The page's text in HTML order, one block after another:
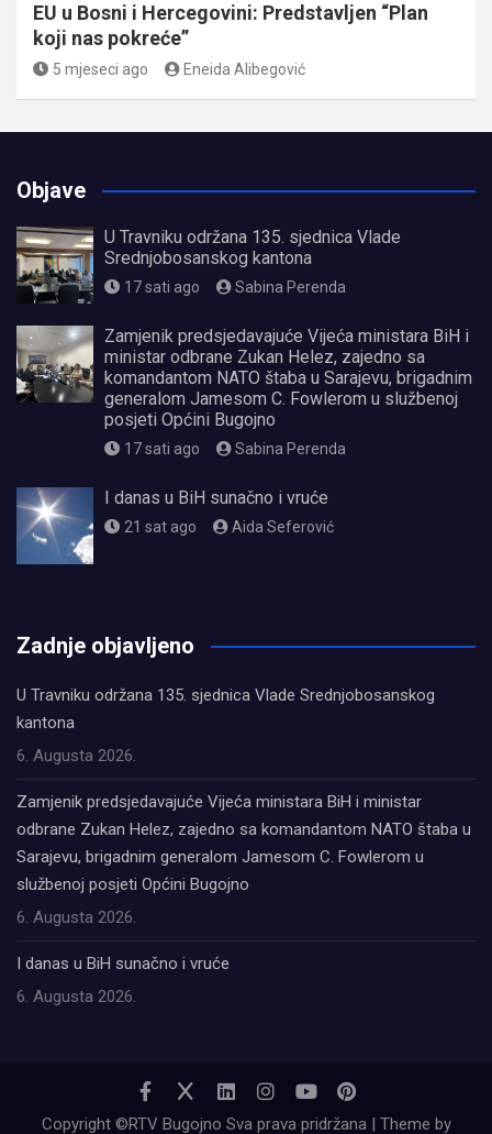
EU u Bosni i Hercegovini: Predstavljen “Plan
koji nas pokreće”
5 mjeseci ago Eneida Alibegović
Objave
U Travniku održana 135. sjednica Vlade
Srednjobosanskog kantona
17 sati ago Sabina Perenda
Zamjenik predsjedavajuće Vijeća ministara BiH i
ministar odbrane Zukan Helez, zajedno sa
komandantom NATO štaba u Sarajevu, brigadnim
generalom Jamesom C. Fowlerom u službenoj
posjeti Općini Bugojno
17 sati ago Sabina Perenda
I danas u BiH sunačno i vruće
21 sat ago Aida Seferović
Zadnje objavljeno
U Travniku održana 135. sjednica Vlade Srednjobosanskog
kantona
6. Augusta 2026.
Zamjenik predsjedavajuće Vijeća ministara BiH i ministar
odbrane Zukan Helez, zajedno sa komandantom NATO štaba u
Sarajevu, brigadnim generalom Jamesom C. Fowlerom u
službenoj posjeti Općini Bugojno
6. Augusta 2026.
I danas u BiH sunačno i vruće
6. Augusta 2026.
Copyright ©RTV Bugojno Sva prava pridržana | Theme by